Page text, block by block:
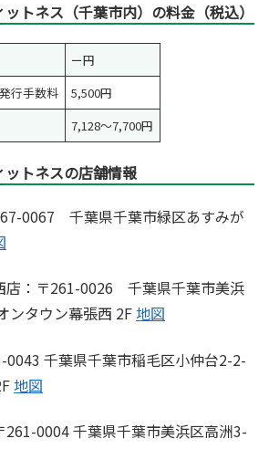
トネス（千葉市内）の料金（税込）
ー円
行手数料
5,500円
7,128～7,700円
ットネスの店舗情報
0067 千葉県千葉市緑区あすみが
店：〒261-0026 千葉県千葉市美浜
ンタウン幕張西 2F地図
0043 千葉県千葉市稲毛区小仲台2-2-
地図
0004 千葉県千葉市美浜区高洲3-